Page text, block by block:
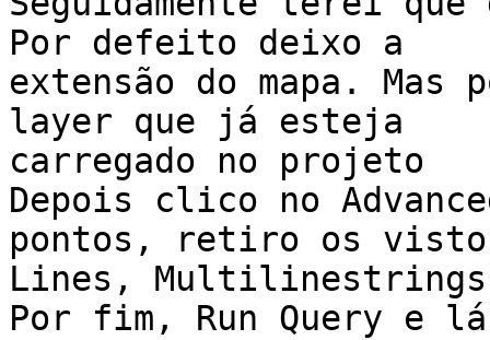
Por defeito deixo a
extensão do mapa. Mas
layer que já esteja
carregado no projeto
Depois clico no
pontos, retiro os
Lines, Multilinestrings
Por fim, Run Query e